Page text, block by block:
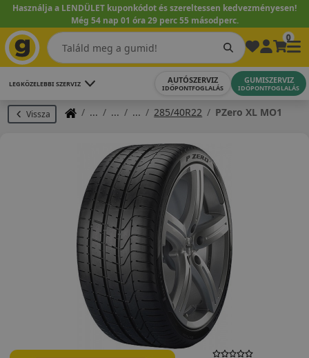
Használja a LENDÜLET kuponkódot és szereltessen kedvezményesen!
Még 54 nap 01 óra 29 perc 54 másodperc.
0
LEGKÖZELEBBI SZERVIZ AUTÓSZERVIZ
IDŐPONTFOGLALÁS
GUMISZERVIZ
IDŐPONTFOGLALÁS
Vissza 285/40R22 PZero XL MO1